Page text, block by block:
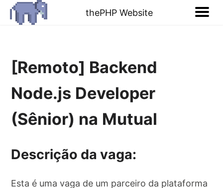
thePHP Website
[Remoto] Backend
Node.js Developer
(Sênior) na Mutual
Descrição da vaga:
Esta é uma vaga de um parceiro da plataforma